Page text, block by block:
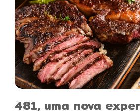
481, uma nova